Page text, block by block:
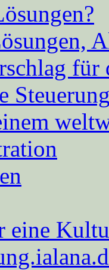
für
eine